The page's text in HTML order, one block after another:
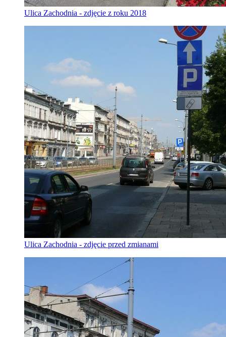
Ulica Zachodnia - zdjęcie z roku 2018
Ulica Zachodnia - zdjęcie przed zmianami